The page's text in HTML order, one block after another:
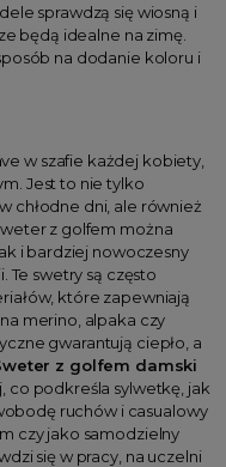
sprawdzą się wiosną i
będą idealne na zimę.
na dodanie koloru i
w szafie każdej kobiety,
Jest to nie tylko
chłodne dni, ale również
z golfem można
i bardziej nowoczesny
Te swetry są często
które zapewniają
merino, alpaka czy
gwarantują ciepło, a
z golfem damski
co podkreśla sylwetkę, jak
ruchów i casualowy
czy jako samodzielny
się w pracy, na uczelni